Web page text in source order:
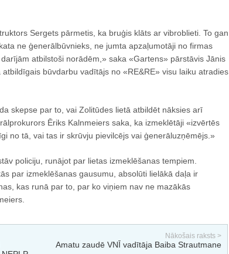
Sergets pārmetis, ka bruģis klāts ar vibroblieti. To gan
ne ģenerālbūvnieks, ne jumta apzaļumotāji no firmas
atbilstoši norādēm,» saka «Gartens» pārstāvis Jānis
atbildīgais būvdarbu vadītājs no «RE&RE» visu laiku atradies
skepse par to, vai Zolitūdes lietā atbildēt nāksies arī
Ēriks Kalnmeiers saka, ka izmeklētāji «izvērtēs
no tā, vai tas ir skrūvju pievilcējs vai ģenerāluzņēmējs.»
policiju, runājot par lietas izmeklēšanas tempiem.
par izmeklēšanas gausumu, absolūti lielākā daļa ir
kas runā par to, par ko viņiem nav ne mazākās
Nākošais raksts >
Amatu zaudē VNĪ vadītāja Baiba Strautmane